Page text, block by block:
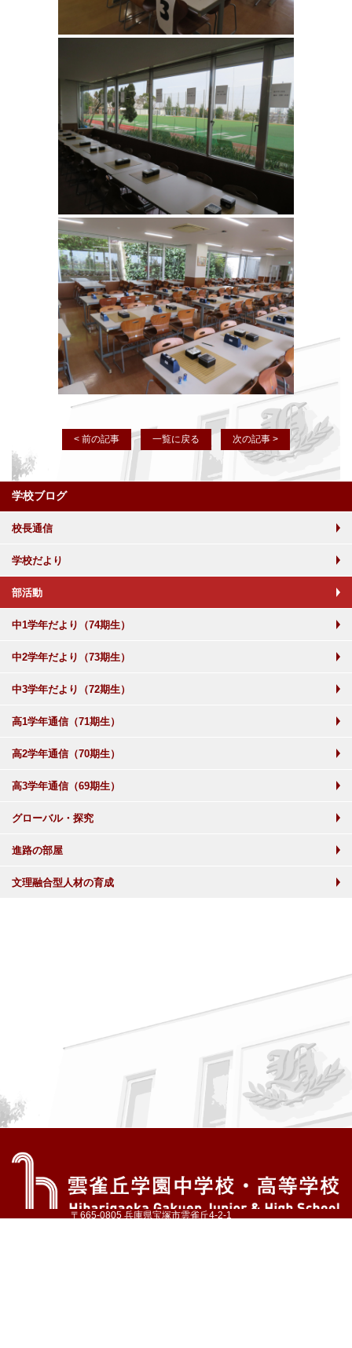
< 前の記事 一覧に戻る 次の記事 >
学校ブログ
校長通信
学校だより
部活動
中1学年だより（74期生）
中2学年だより（73期生）
中3学年だより（72期生）
高1学年通信（71期生）
高2学年通信（70期生）
高3学年通信（69期生）
グローバル・探究
進路の部屋
文理融合型人材の育成
〒665-0805 兵庫県宝塚市雲雀丘4-2-1